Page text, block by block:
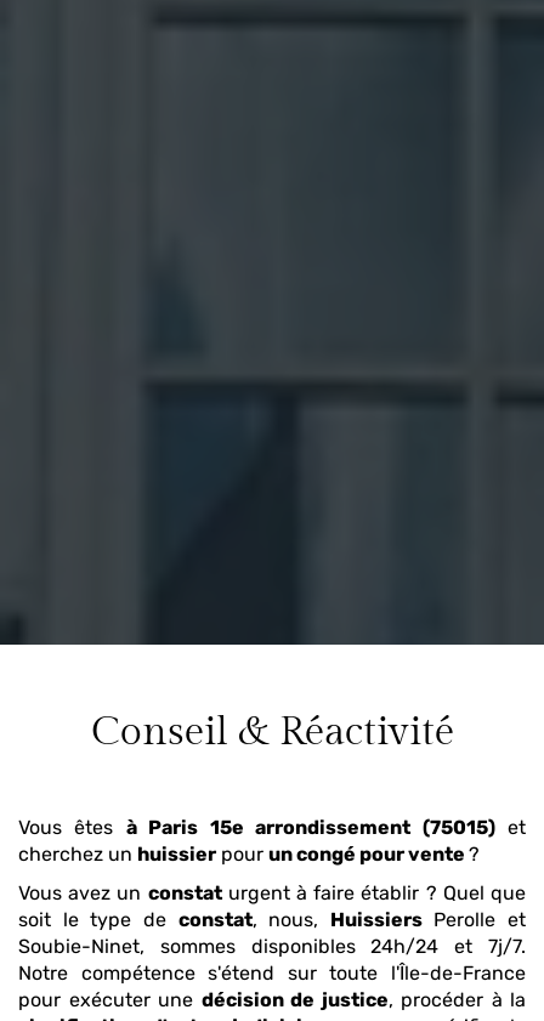
Conseil & Réactivité
Vous êtes à Paris 15e arrondissement (75015)et
cherchez un huissier pour un congé pour vente ?
Vous avez un constaturgent à faire établir ? Quel que
soit le type de constat, nous, HuissiersPerolle et
Soubie-Ninet, sommes disponibles 24h/24 et 7j/7.
Notre compétence s'étend sur toute l'Île-de-France
pour exécuter une décision de justice, procéder à la